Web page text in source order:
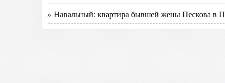
» Навальный: квартира бывшей жены Пескова в